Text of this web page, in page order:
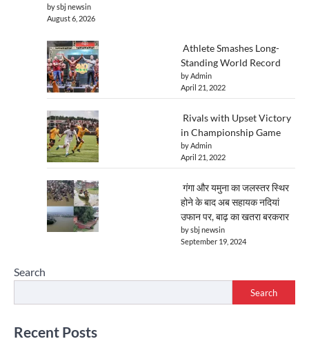
by sbj newsin
August 6, 2026
Athlete Smashes Long-
Standing World Record
by Admin
April 21, 2022
Rivals with Upset Victory
in Championship Game
by Admin
April 21, 2022
गंगा और यमुना का जलस्तर स्थिर
होने के बाद अब सहायक नदियां
उफान पर, बाढ़ का खतरा बरकरार
by sbj newsin
September 19, 2024
Search
Search
Recent Posts